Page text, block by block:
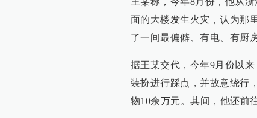
婚恋诈骗 更多内容 >